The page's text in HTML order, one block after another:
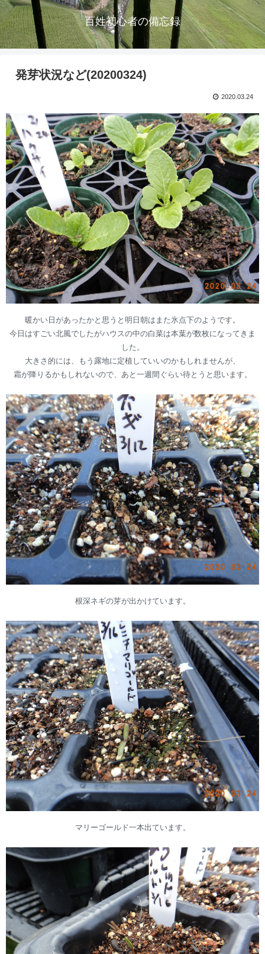
百姓初心者の備忘録
発芽状況など(20200324)
2020.03.24
暖かい日があったかと思うと明日朝はまた氷点下のようです。
今日はすごい北風でしたがハウスの中の白菜は本葉が数枚になってきま
した。
大きさ的には、もう露地に定植していいのかもしれませんが、
霜が降りるかもしれないので、あと一週間ぐらい待とうと思います。
根深ネギの芽が出かけています。
マリーゴールド一本出ています。